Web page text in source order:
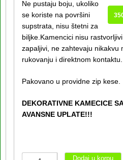
Ne pustaju boju, ukoliko
se koriste na površini
supstrata, nisu štetni za
biljke.Kamencici nisu
zapaljivi, ne zahtevaju nikakvu
rukovanju i direktnom kontaktu.
Pakovano u providne zip kese.
DEKORATIVNE KAMECICE
AVANSNE UPLATE!!!
Obojeni
Dodaj u korpu